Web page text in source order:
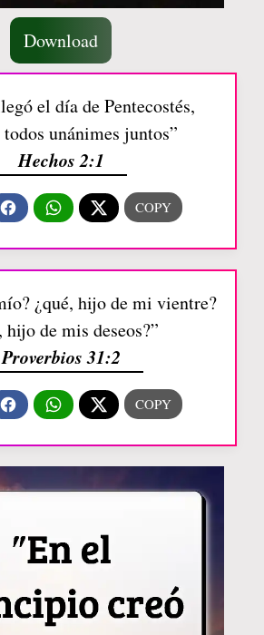
Download
el día de Pentecostés,
todos unánimes juntos”
Hechos 2:1
¿qué, hijo de mi vientre?
hijo de mis deseos?”
Proverbios 31:2